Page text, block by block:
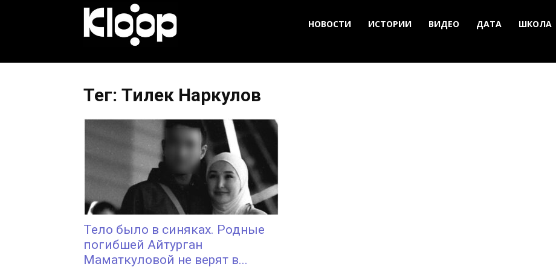
Новости
Кыргызстана
НОВОСТИ ИСТОРИИ ВИДЕО ДАТА ШКОЛА
Тег: Тилек Наркулов
Тело было в синяках. Родные
погибшей Айтурган
Маматкуловой не верят в...